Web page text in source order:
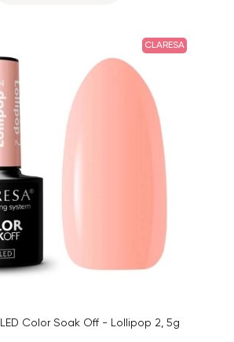
CLARESA
Color Soak Off - Lollipop 2, 5g